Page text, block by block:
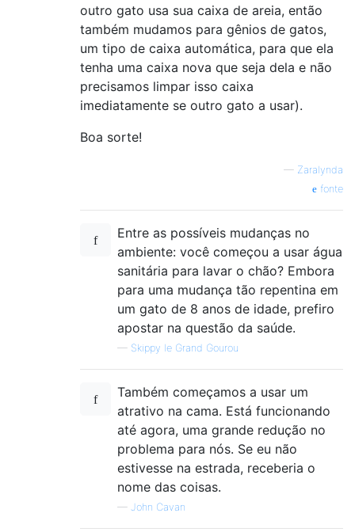
outro gato usa sua caixa de areia, então
também mudamos para gênios de gatos,
um tipo de caixa automática, para que ela
tenha uma caixa nova que seja dela e não
precisamos limpar isso caixa
imediatamente se outro gato a usar).
Boa sorte!
— Zaralynda
fonte
Entre as possíveis mudanças no
ambiente: você começou a usar água
sanitária para lavar o chão? Embora
para uma mudança tão repentina em
um gato de 8 anos de idade, prefiro
apostar na questão da saúde.
— Skippy le Grand Gourou
Também começamos a usar um
atrativo na cama. Está funcionando
até agora, uma grande redução no
problema para nós. Se eu não
estivesse na estrada, receberia o
nome das coisas.
— John Cavan